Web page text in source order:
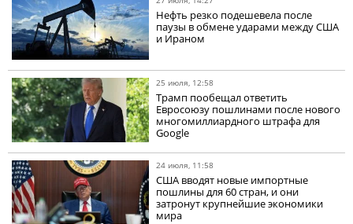
Нефть резко подешевела после
паузы в обмене ударами между США
и Ираном
25 июля, 12:58
Трамп пообещал ответить
Евросоюзу пошлинами после нового
многомиллиардного штрафа для
Google
24 июля, 11:58
США вводят новые импортные
пошлины для 60 стран, и они
затронут крупнейшие экономики
мира